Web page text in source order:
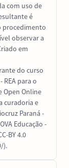
com uso de
é
procedimento
observar a
em
do curso
para o
Open Online
curadoria e
Paraná -
Educação -
BY 4.0
).